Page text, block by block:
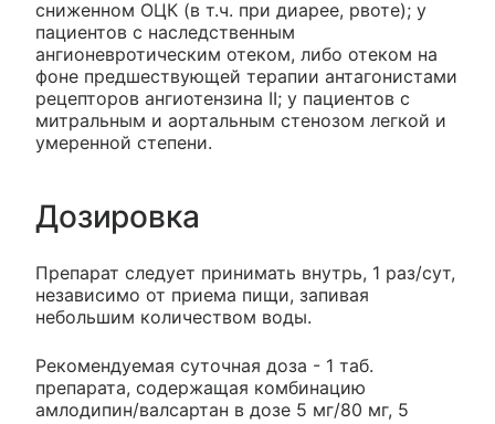
сниженном ОЦК (в т.ч. при диарее, рвоте); у
пациентов с наследственным
ангионевротическим отеком, либо отеком на
фоне предшествующей терапии антагонистами
рецепторов ангиотензина II; у пациентов с
митральным и аортальным стенозом легкой и
умеренной степени.
Дозировка
Препарат следует принимать внутрь, 1 раз/сут,
независимо от приема пищи, запивая
небольшим количеством воды.
Рекомендуемая суточная доза - 1 таб.
препарата, содержащая комбинацию
амлодипин/валсартан в дозе 5 мг/80 мг, 5